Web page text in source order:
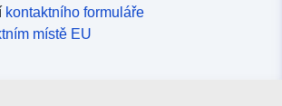
kontaktního formuláře
místě EU